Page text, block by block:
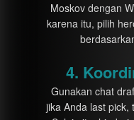
Moskov dengan
karena itu, pilih
4.
Gunakan chat
jika Anda last pick,